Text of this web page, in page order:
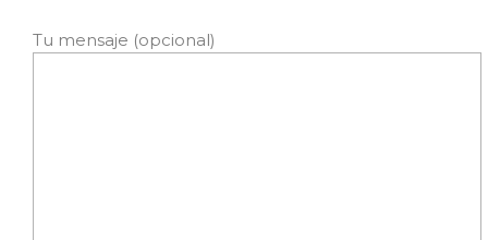
Tu mensaje (opcional)